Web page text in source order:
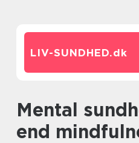
LIV-SUNDHED.dk
Mental sundhed – mere
end